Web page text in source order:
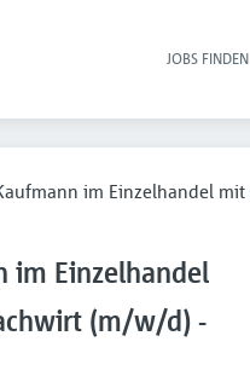
JOBS FINDEN
im Einzelhandel
im Einzelhandel
(m/w/d) -